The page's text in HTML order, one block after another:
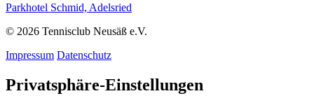
Parkhotel Schmid, Adelsried
© 2026 Tennisclub Neusäß e.V.
Impressum Datenschutz
Privatsphäre-Einstellungen